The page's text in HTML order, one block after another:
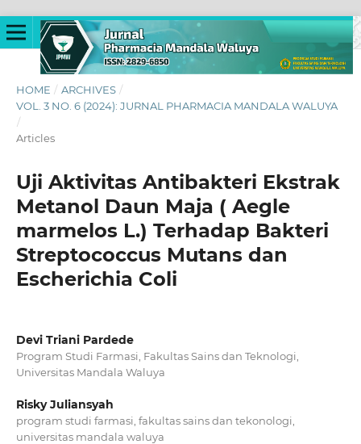
HOME / ARCHIVES /
VOL. 3 NO. 6 (2024): JURNAL PHARMACIA MANDALA WALUYA
/
Articles
Uji Aktivitas Antibakteri Ekstrak
Metanol Daun Maja ( Aegle
marmelos L.) Terhadap Bakteri
Streptococcus Mutans dan
Escherichia Coli
Devi Triani Pardede
Program Studi Farmasi, Fakultas Sains dan Teknologi,
Universitas Mandala Waluya
Risky Juliansyah
program studi farmasi, fakultas sains dan tekonologi,
universitas mandala waluya